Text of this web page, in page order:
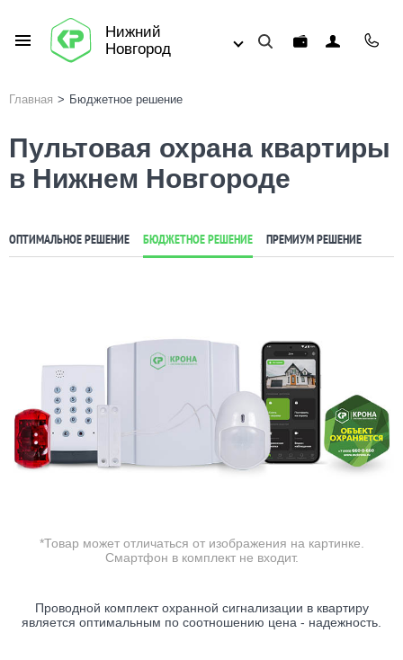
Нижний
Новгород
Главная > Бюджетное решение
Пультовая охрана квартиры
в Нижнем Новгороде
ОПТИМАЛЬНОЕ РЕШЕНИЕ БЮДЖЕТНОЕ РЕШЕНИЕ ПРЕМИУМ РЕШЕНИЕ
*Товар может отличаться от изображения на картинке.
Смартфон в комплект не входит.
Проводной комплект охранной сигнализации в квартиру
является оптимальным по соотношению цена - надежность.